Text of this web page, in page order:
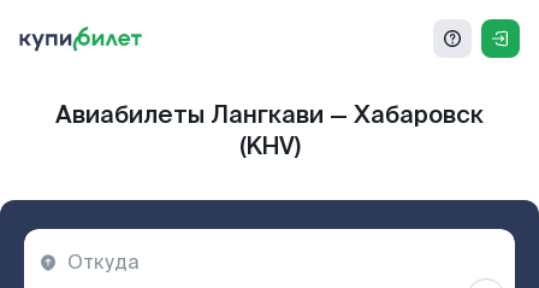
Авиабилеты Лангкави — Хабаровск
(KHV)